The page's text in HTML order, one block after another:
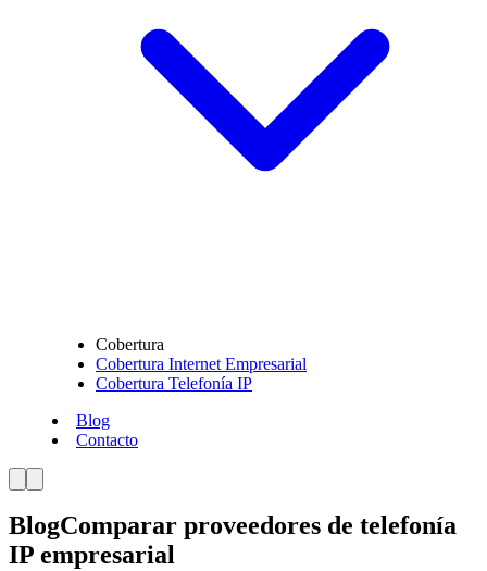
Cobertura
Cobertura Internet Empresarial
Cobertura Telefonía IP
Blog
Contacto
BlogComparar proveedores de telefonía
IP empresarial